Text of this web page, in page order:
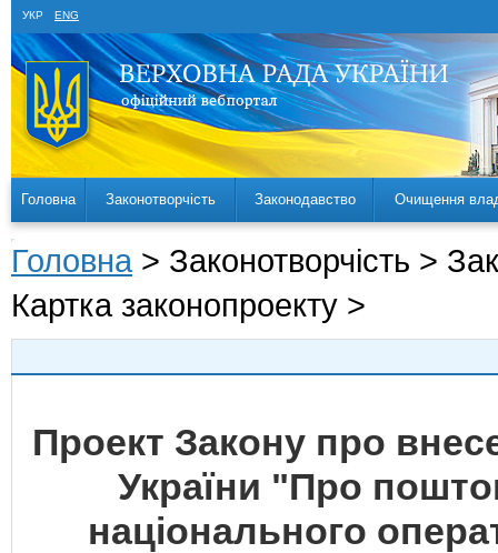
УКР ENG
Головна Законотворчість Законодавство Очищення
Головна > Законотворчість >
Картка законопроекту >
Проект Закону про
України "Про
національного